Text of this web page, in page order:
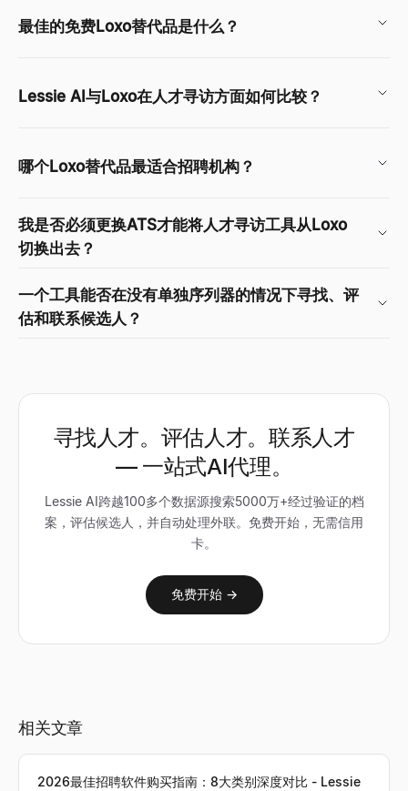
最佳的免费Loxo替代品是什么？
Lessie AI与Loxo在人才寻访方面如何比较？
哪个Loxo替代品最适合招聘机构？
我是否必须更换ATS才能将人才寻访工具从Loxo
切换出去？
一个工具能否在没有单独序列器的情况下寻找、评
估和联系候选人？
寻找人才。评估人才。联系人才
— 一站式AI代理。
Lessie AI跨越100多个数据源搜索5000万+经过验证的档
案，评估候选人，并自动处理外联。免费开始，无需信用
卡。
免费开始 →
相关文章
2026最佳招聘软件购买指南：8大类别深度对比 - Lessie